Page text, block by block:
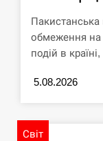
11:40
У
обмеження на
подій в країні,
5.08.2026
Світ